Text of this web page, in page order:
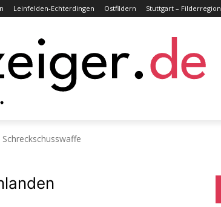
Leinfelden-Echterdingen Ostfildern Stuttgart – Filderregion